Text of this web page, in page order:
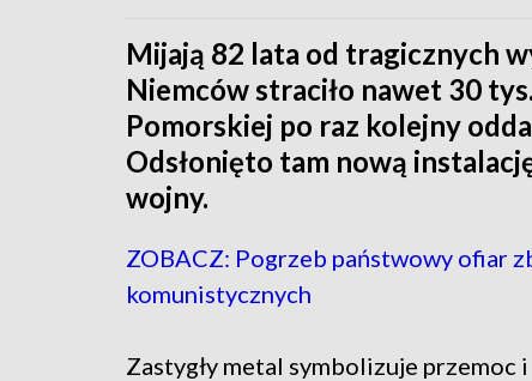
Mijają 82 lata od tragicznych
Niemców straciło nawet 30
Pomorskiej po raz kolejny
Odsłonięto tam nową
wojny.
ZOBACZ: Pogrzeb państwowy ofiar
komunistycznych
Zastygły metal symbolizuje przemoc i